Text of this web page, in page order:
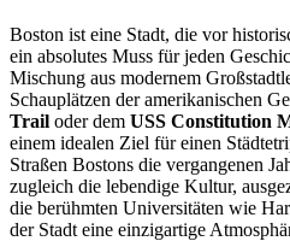
Boston ist eine Stadt, die vor
ein absolutes Muss für jeden
Mischung aus modernem
Schauplätzen der amerikanischen
Trail oder dem USS Constitution
einem idealen Ziel für einen
Straßen Bostons die vergangenen
zugleich die lebendige Kultur,
die berühmten Universitäten wie
der Stadt eine einzigartige